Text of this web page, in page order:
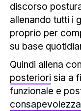
discorso
allenando tutti i
proprio per
su base
Quindi allena
posteriori sia a
funzionale e